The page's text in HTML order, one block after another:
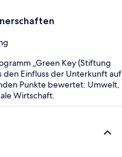
„Green Key (Stiftung
den Einfluss der Unterkunft auf
Punkte bewertet: Umwelt,
Wirtschaft.